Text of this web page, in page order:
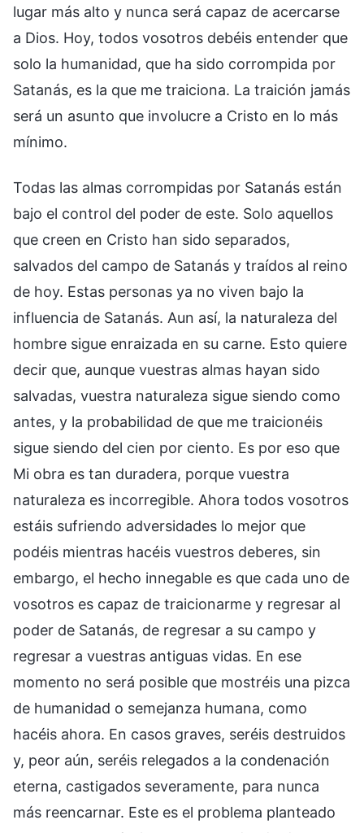
lugar más alto y nunca será capaz de acercarse
a Dios. Hoy, todos vosotros debéis entender que
solo la humanidad, que ha sido corrompida por
Satanás, es la que me traiciona. La traición jamás
será un asunto que involucre a Cristo en lo más
mínimo.
Todas las almas corrompidas por Satanás están
bajo el control del poder de este. Solo aquellos
que creen en Cristo han sido separados,
salvados del campo de Satanás y traídos al reino
de hoy. Estas personas ya no viven bajo la
influencia de Satanás. Aun así, la naturaleza del
hombre sigue enraizada en su carne. Esto quiere
decir que, aunque vuestras almas hayan sido
salvadas, vuestra naturaleza sigue siendo como
antes, y la probabilidad de que me traicionéis
sigue siendo del cien por ciento. Es por eso que
Mi obra es tan duradera, porque vuestra
naturaleza es incorregible. Ahora todos vosotros
estáis sufriendo adversidades lo mejor que
podéis mientras hacéis vuestros deberes, sin
embargo, el hecho innegable es que cada uno de
vosotros es capaz de traicionarme y regresar al
poder de Satanás, de regresar a su campo y
regresar a vuestras antiguas vidas. En ese
momento no será posible que mostréis una pizca
de humanidad o semejanza humana, como
hacéis ahora. En casos graves, seréis destruidos
y, peor aún, seréis relegados a la condenación
eterna, castigados severamente, para nunca
más reencarnar. Este es el problema planteado